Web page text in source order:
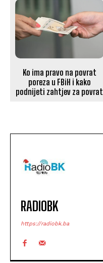
Ko ima pravo na povrat
poreza u FBiH i kako
podnijeti zahtjev za povrat
RADIOBK
https://radiobk.ba